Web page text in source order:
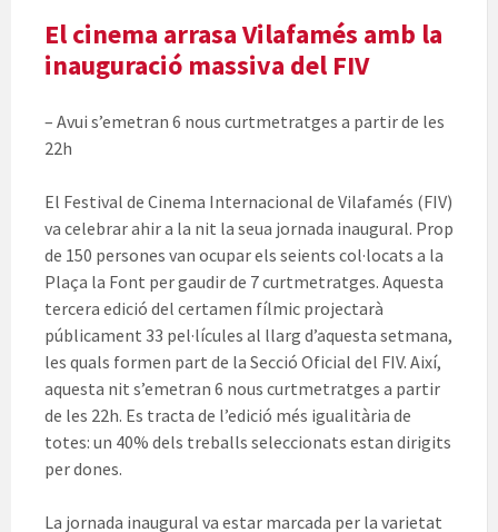
El cinema arrasa Vilafamés amb la
inauguració massiva del FIV
– Avui s’emetran 6 nous curtmetratges a partir de les
22h
El Festival de Cinema Internacional de Vilafamés (FIV)
va celebrar ahir a la nit la seua jornada inaugural. Prop
de 150 persones van ocupar els seients col·locats a la
Plaça la Font per gaudir de 7 curtmetratges. Aquesta
tercera edició del certamen fílmic projectarà
públicament 33 pel·lícules al llarg d’aquesta setmana,
les quals formen part de la Secció Oficial del FIV. Així,
aquesta nit s’emetran 6 nous curtmetratges a partir
de les 22h. Es tracta de l’edició més igualitària de
totes: un 40% dels treballs seleccionats estan dirigits
per dones.
La jornada inaugural va estar marcada per la varietat